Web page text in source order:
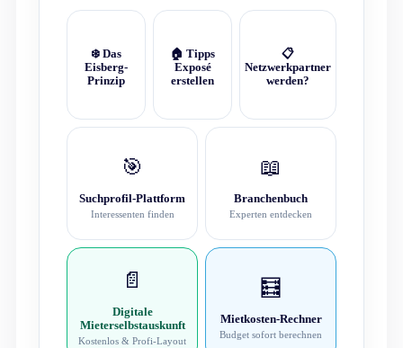
❄️ Das
Eisberg-
Prinzip
🏠 Tipps
Exposé
erstellen
📋
Netzwerkpartner
werden?
🎯
Suchprofil-Plattform
Interessenten finden
📖
Branchenbuch
Experten entdecken
📄
Digitale
Mieterselbstauskunft
Kostenlos & Profi-Layout
🧮
Mietkosten-Rechner
Budget sofort berechnen